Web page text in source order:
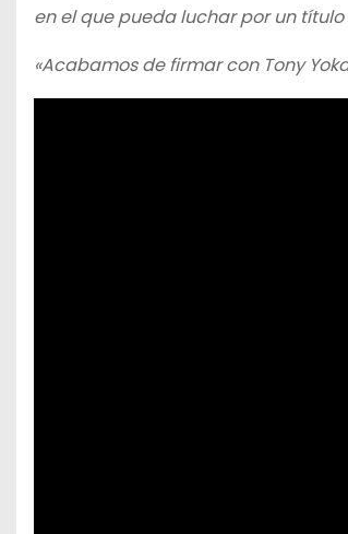
en el que pueda luchar por un
«Acabamos de firmar con Tony